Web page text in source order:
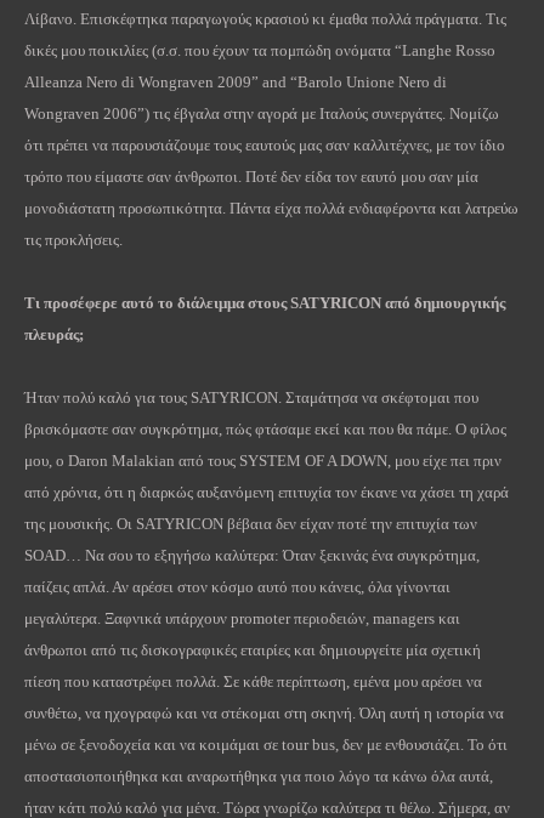
Λίβανο. Επισκέφτηκα παραγωγούς κρασιού κι έμαθα πολλά πράγματα. Τις
δικές μου ποικιλίες (σ.σ. που έχουν τα πομπώδη ονόματα “Langhe Rosso
Alleanza Nero di Wongraven 2009” and “Barolo Unione Nero di
Wongraven 2006”) τις έβγαλα στην αγορά με Ιταλούς συνεργάτες. Νομίζω
ότι πρέπει να παρουσιάζουμε τους εαυτούς μας σαν καλλιτέχνες, με τον ίδιο
τρόπο που είμαστε σαν άνθρωποι. Ποτέ δεν είδα τον εαυτό μου σαν μία
μονοδιάστατη προσωπικότητα. Πάντα είχα πολλά ενδιαφέροντα και λατρεύω
τις προκλήσεις.
Τι προσέφερε αυτό το διάλειμμα στουςSATYRICON από δημιουργικής
πλευράς;
Ήταν πολύ καλό για τους SATYRICON. Σταμάτησα να σκέφτομαι που
βρισκόμαστε σαν συγκρότημα, πώς φτάσαμε εκεί και που θα πάμε. Ο φίλος
μου, ο Daron Malakian από τους SYSTEM OF A DOWN, μου είχε πει πριν
από χρόνια, ότι η διαρκώς αυξανόμενη επιτυχία τον έκανε να χάσει τη χαρά
της μουσικής. Οι SATYRICON βέβαια δεν είχαν ποτέ την επιτυχία των
SOAD… Να σου το εξηγήσω καλύτερα: Όταν ξεκινάς ένα συγκρότημα,
παίζεις απλά. Αν αρέσει στον κόσμο αυτό που κάνεις, όλα γίνονται
μεγαλύτερα. Ξαφνικά υπάρχουν promoter περιοδειών, managers και
άνθρωποι από τις δισκογραφικές εταιρίες και δημιουργείτε μία σχετική
πίεση που καταστρέφει πολλά. Σε κάθε περίπτωση, εμένα μου αρέσει να
συνθέτω, να ηχογραφώ και να στέκομαι στη σκηνή. Όλη αυτή η ιστορία να
μένω σε ξενοδοχεία και να κοιμάμαι σε tour bus, δεν με ενθουσιάζει. Το ότι
αποστασιοποιήθηκα και αναρωτήθηκα για ποιο λόγο τα κάνω όλα αυτά,
ήταν κάτι πολύ καλό για μένα. Τώρα γνωρίζω καλύτερα τι θέλω. Σήμερα, αν